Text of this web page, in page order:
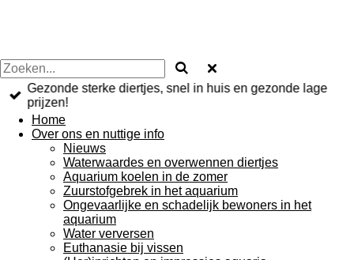
Gezonde sterke diertjes, snel in huis en gezonde lage
prijzen!
Home
Over ons en nuttige info
Nieuws
Waterwaardes en overwennen diertjes
Aquarium koelen in de zomer
Zuurstofgebrek in het aquarium
Ongevaarlijke en schadelijk bewoners in het
aquarium
Water verversen
Euthanasie bij vissen